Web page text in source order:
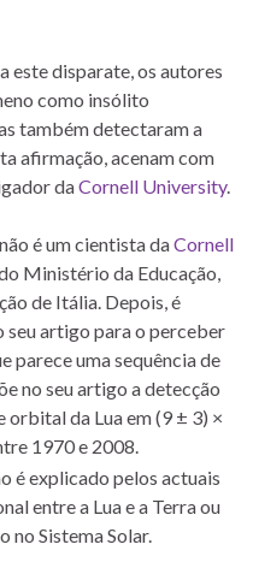
este disparate, os autores
como insólito
também detectaram a
afirmação, acenam com
daCornell University.
não é um cientista daCornell
Ministério da Educação,
de Itália. Depois, é
seu artigo para o perceber
parece uma sequência de
no seu artigo a detecção
orbital da Lua em (9 ± 3) ×
1970 e 2008.
é explicado pelos actuais
entre a Lua e a Terra ou
no Sistema Solar.